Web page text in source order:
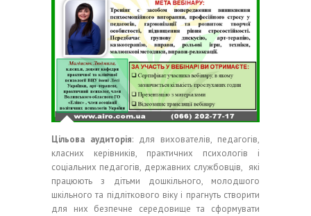
Цільова аудиторія: для вихователів, педагогів,
класних керівників, практичних психологів і
соціальних педагогів, державних службовців, які
працюють з дітьми дошкільного, молодшого
шкільного та підліткового віку і прагнуть створити
для них безпечне середовище та сформувати